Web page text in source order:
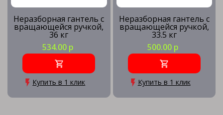
Неразборная гантель c
вращающейся ручкой,
36 кг
534.00 р
Купить в 1 клик
Неразборная гантель c
вращающейся ручкой,
33.5 кг
500.00 р
Купить в 1 клик